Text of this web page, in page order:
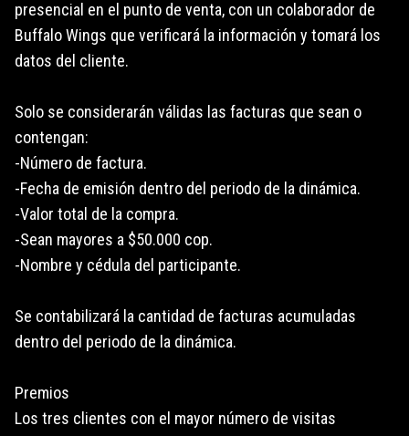
presencial en el punto de venta, con un colaborador de
Buffalo Wings que verificará la información y tomará los
datos del cliente.
Solo se considerarán válidas las facturas que sean o
contengan:
-Número de factura.
-Fecha de emisión dentro del periodo de la dinámica.
-Valor total de la compra.
-Sean mayores a $50.000 cop.
-Nombre y cédula del participante.
Se contabilizará la cantidad de facturas acumuladas
dentro del periodo de la dinámica.
Premios
Los tres clientes con el mayor número de visitas